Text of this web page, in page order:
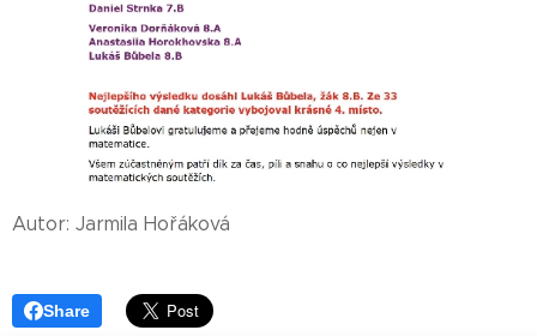
Autor: Jarmila Hořáková
Share